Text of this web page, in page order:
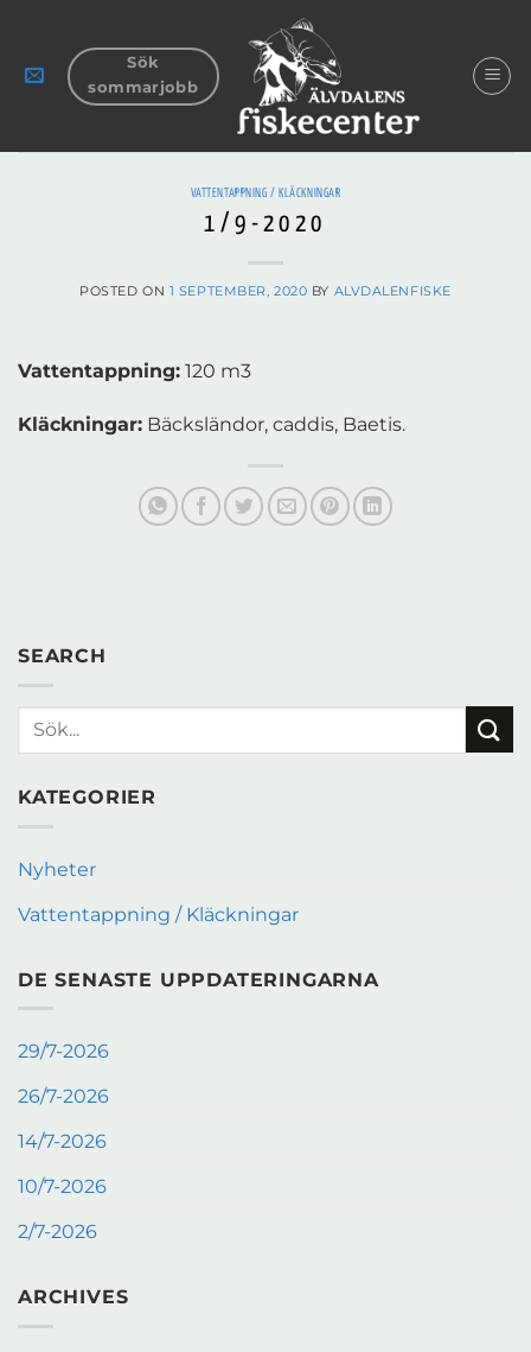
content
Sök
sommarjobb
VATTENTAPPNING / KLÄCKNINGAR
1/9-2020
POSTED ON 1 SEPTEMBER, 2020 BY ALVDALENFISKE
Vattentappning: 120 m3
Kläckningar: Bäcksländor, caddis, Baetis.
SEARCH
KATEGORIER
Nyheter
Vattentappning / Kläckningar
DE SENASTE UPPDATERINGARNA
29/7-2026
26/7-2026
14/7-2026
10/7-2026
2/7-2026
ARCHIVES